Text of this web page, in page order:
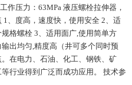
作压力：63MPa 液压螺栓拉伸器，
、度高，速度快，使用安全 2、适
格螺栓 3、适用面广,使用简单方
出均匀,精度高（井可多个同时预
在电力、石油、化工、钢铁、矿
行业得到广泛而成功应用。 技术参